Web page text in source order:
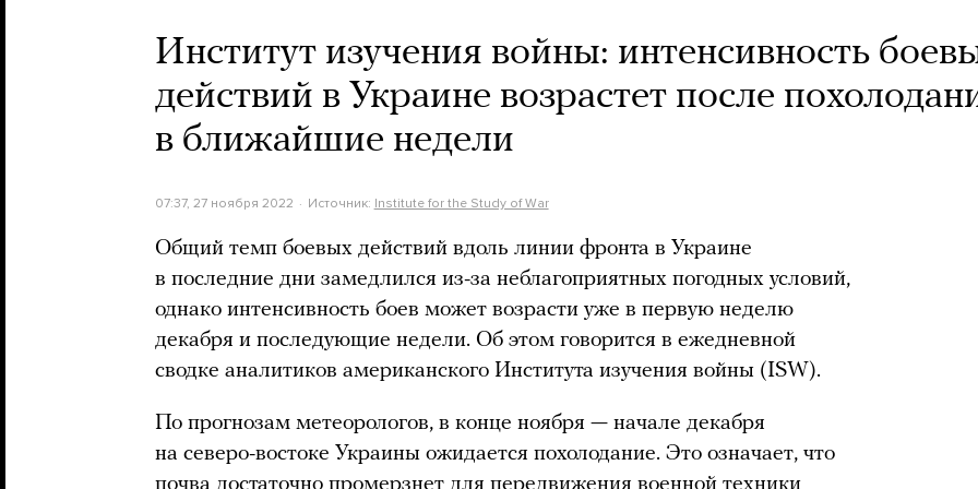
Институт изучения войны: интенсивность
действий в Украине возрастет после
в ближайшие недели
07:37, 27 ноября 2022 Источник: Institute for the Study of War
Общий темп боевых действий вдоль линии фронта в Украине
в последние дни замедлился из-за неблагоприятных погодных условий,
однако интенсивность боев может возрасти уже в первую неделю
декабря и последующие недели. Об этом говорится в ежедневной
сводке аналитиков американского Института изучения войны (ISW).
По прогнозам метеорологов, в конце ноября — начале декабря
на северо-востоке Украины ожидается похолодание. Это означает, что
почва достаточно промерзнет для передвижения военной техники